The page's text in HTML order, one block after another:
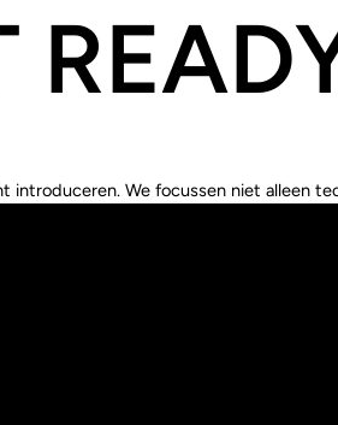
We focussen niet alleen